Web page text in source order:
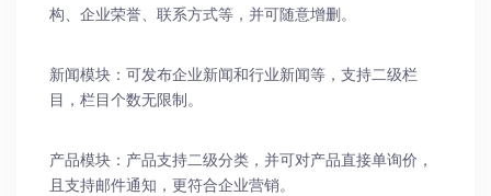
构、企业荣誉、联系方式等，并可随意增删。
新闻模块：可发布企业新闻和行业新闻等，支持二级栏
目，栏目个数无限制。
产品模块：产品支持二级分类，并可对产品直接单询价，
且支持邮件通知，更符合企业营销。